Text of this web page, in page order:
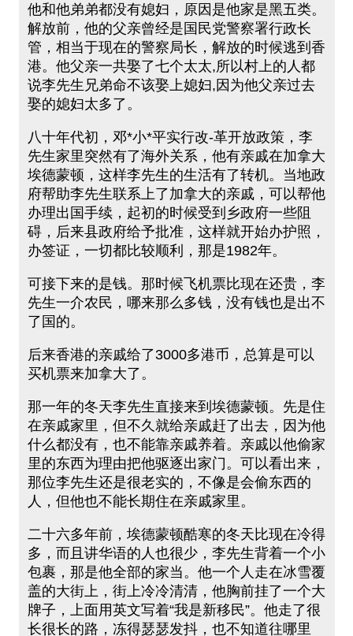
他和他弟弟都没有媳妇，原因是他家是黑五类。
解放前，他的父亲曾经是国民党警察署行政长
管，相当于现在的警察局长，解放的时候逃到香
港。他父亲一共娶了七个太太,所以村上的人都
说李先生兄弟命不该娶上媳妇,因为他父亲过去
娶的媳妇太多了。
八十年代初，邓*小*平实行改-革开放政策，李
先生家里突然有了海外关系，他有亲戚在加拿大
埃德蒙顿，这样李先生的生活有了转机。当地政
府帮助李先生联系上了加拿大的亲戚，可以帮他
办理出国手续，起初的时候受到乡政府一些阻
碍，后来县政府给予批准，这样就开始办护照，
办签证，一切都比较顺利，那是1982年。
可接下来的是钱。那时候飞机票比现在还贵，李
先生一介农民，哪来那么多钱，没有钱也是出不
了国的。
后来香港的亲戚给了3000多港币，总算是可以
买机票来加拿大了。
那一年的冬天李先生直接来到埃德蒙顿。先是住
在亲戚家里，但不久就给亲戚赶了出去，因为他
什么都没有，也不能靠亲戚养着。亲戚以他偷家
里的东西为理由把他驱逐出家门。可以看出来，
那位李先生还是很老实的，不像是会偷东西的
人，但他也不能长期住在亲戚家里。
二十六多年前，埃德蒙顿酷寒的冬天比现在冷得
多，而且讲华语的人也很少，李先生背着一个小
包裹，那是他全部的家当。他一个人走在冰雪覆
盖的大街上，街上冷冷清清，他胸前挂了一个大
牌子，上面用英文写着“我是新移民”。他走了很
长很长的路，冻得瑟瑟发抖，也不知道往哪里